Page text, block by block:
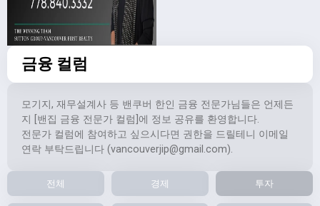
금융 컬럼
모기지, 재무설계사 등 밴쿠버 한인 금융 전문가님들은 언제든
지 [밴집 금융 전문가 컬럼]에 정보 공유를 환영합니다.
전문가 컬럼에 참여하고 싶으시다면 권한을 드릴테니 이메일
연락 부탁드립니다 (vancouverjip@gmail.com).
전체 경제 투자